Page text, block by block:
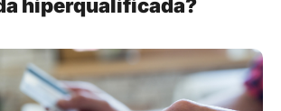
hiperqualificada?